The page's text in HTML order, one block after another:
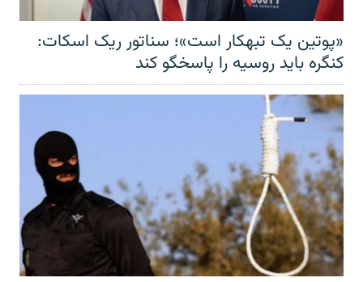
«پوتین یک تبهکار است»؛ سناتور ریک اسکات:
کنگره باید روسیه را پاسخگو کند